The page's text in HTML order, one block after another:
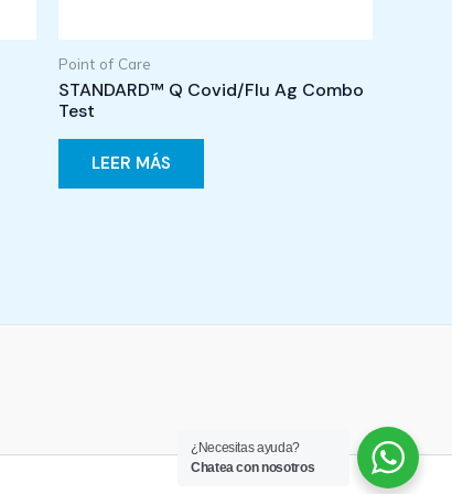
Point of Care
STANDARD™ Q Covid/Flu Ag Combo
Test
LEER MÁS
¿Necesitas ayuda?
Chatea con nosotros